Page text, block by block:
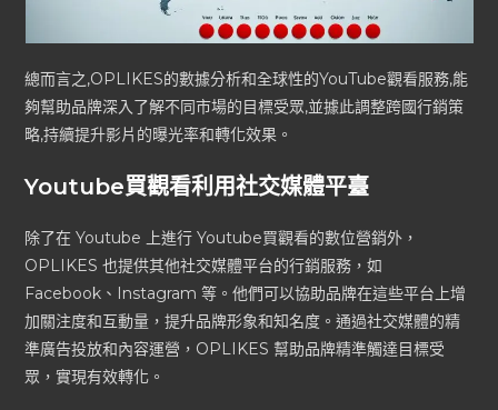
總而言之,OPLIKES的數據分析和全球性的YouTube觀看服務,能
夠幫助品牌深入了解不同市場的目標受眾,並據此調整跨國行銷策
略,持續提升影片的曝光率和轉化效果。
Youtube買觀看利用社交媒體平臺
除了在 Youtube 上進行 Youtube買觀看的數位營銷外，
OPLIKES 也提供其他社交媒體平台的行銷服務，如
Facebook、Instagram 等。他們可以協助品牌在這些平台上增
加關注度和互動量，提升品牌形象和知名度。通過社交媒體的精
準廣告投放和內容運營，OPLIKES 幫助品牌精準觸達目標受
眾，實現有效轉化。